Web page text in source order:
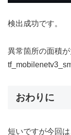
検出成功です。
異常箇所の面積
おわりに
短いですが今回は